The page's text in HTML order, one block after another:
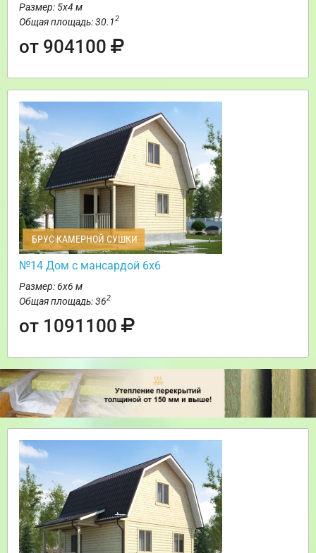
Размер: 5х4 м
Общая площадь: 30.12
от 904100
БРУС КАМЕРНОЙ СУШКИ
№14 Дом с мансардой 6х6
Размер: 6х6 м
Общая площадь: 362
от 1091100